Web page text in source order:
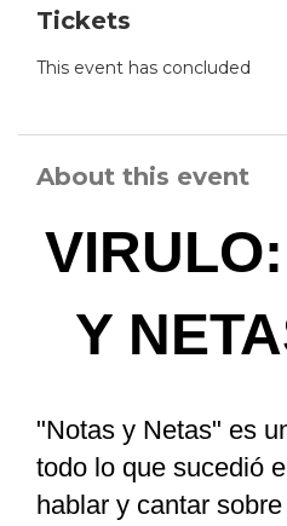
Tickets
This event has concluded
About this event
Y
"Notas y Netas" es
todo lo que sucedió
hablar y cantar